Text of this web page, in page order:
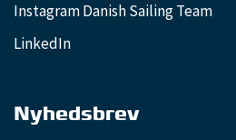
Instagram Danish Sailing Team
LinkedIn
Nyhedsbrev